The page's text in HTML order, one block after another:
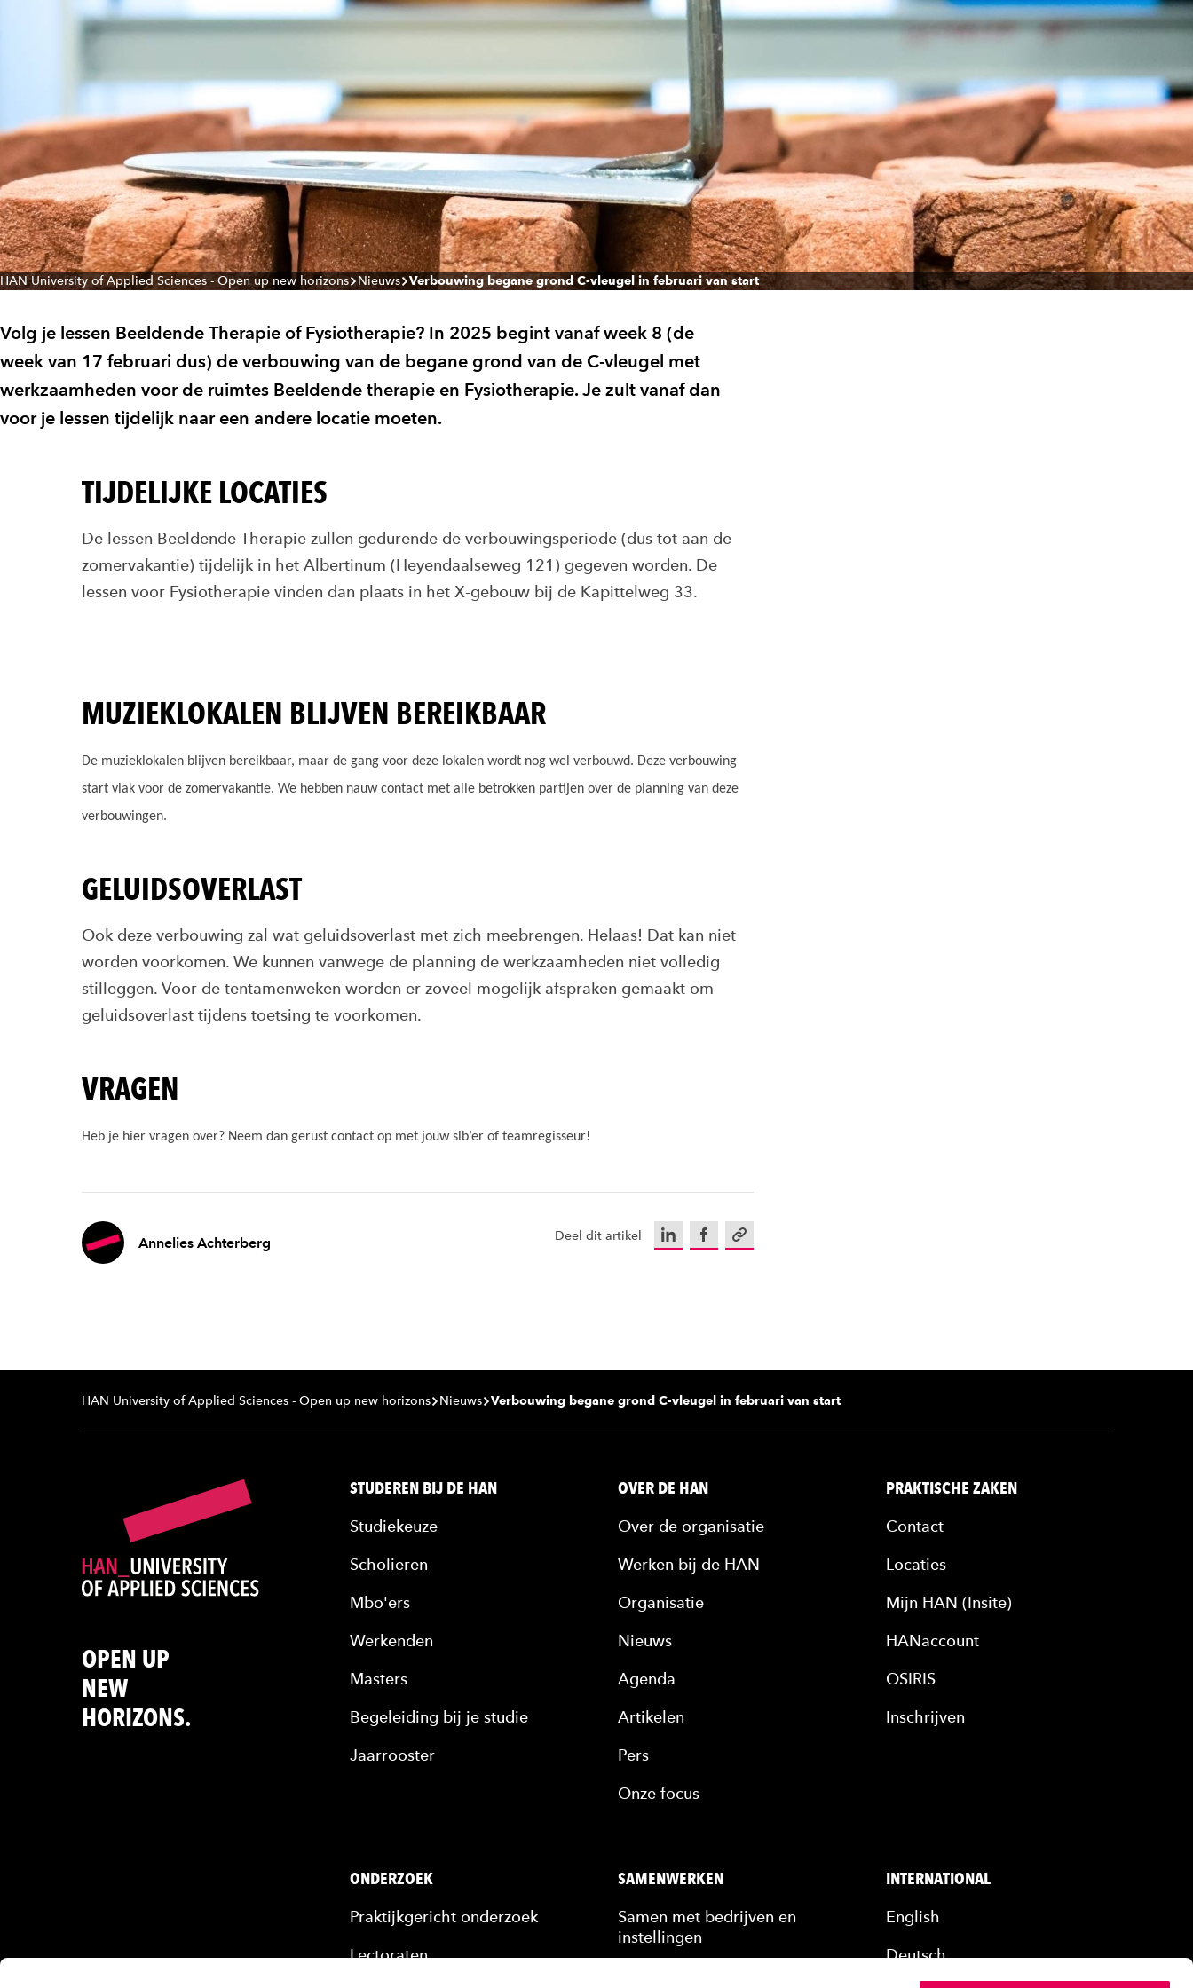
HAN University of Applied Sciences - Open up new horizons Nieuws Verbouwing begane grond C-vleugel in februari van start
Volg je lessen Beeldende Therapie of Fysiotherapie? In 2025 begint vanaf week 8 (de
week van 17 februari dus) de verbouwing van de begane grond van de C-vleugel met
werkzaamheden voor de ruimtes Beeldende therapie en Fysiotherapie. Je zult vanaf dan
voor je lessen tijdelijk naar een andere locatie moeten.
TIJDELIJKE LOCATIES
De lessen Beeldende Therapie zullen gedurende de verbouwingsperiode (dus tot aan de
zomervakantie) tijdelijk in het Albertinum (Heyendaalseweg 121) gegeven worden. De
lessen voor Fysiotherapie vinden dan plaats in het X-gebouw bij de Kapittelweg 33.
MUZIEKLOKALEN BLIJVEN BEREIKBAAR
De muzieklokalen blijven bereikbaar, maar de gang voor deze lokalen wordt nog wel verbouwd. Deze verbouwing
start vlak voor de zomervakantie. We hebben nauw contact met alle betrokken partijen over de planning van deze
verbouwingen.
GELUIDSOVERLAST
Ook deze verbouwing zal wat geluidsoverlast met zich meebrengen. Helaas! Dat kan niet
worden voorkomen. We kunnen vanwege de planning de werkzaamheden niet volledig
stilleggen. Voor de tentamenweken worden er zoveel mogelijk afspraken gemaakt om
geluidsoverlast tijdens toetsing te voorkomen.
VRAGEN
Heb je hier vragen over? Neem dan gerust contact op met jouw slb’er of teamregisseur!
Annelies Achterberg Deel dit artikel LinkedInFacebookKopieer url
HAN University of Applied Sciences - Open up new horizons Nieuws Verbouwing begane grond C-vleugel in februari van start
OPEN UP
NEW
HORIZONS.
STUDEREN BIJ DE HAN
Studiekeuze
Scholieren
Mbo'ers
Werkenden
Masters
Begeleiding bij je studie
Jaarrooster
OVER DE HAN
Over de organisatie
Werken bij de HAN
Organisatie
Nieuws
Agenda
Artikelen
Pers
Onze focus
PRAKTISCHE ZAKEN
Contact
Locaties
Mijn HAN (Insite)
HANaccount
OSIRIS
Inschrijven
ONDERZOEK
Praktijkgericht onderzoek
Lectoraten
SAMENWERKEN
Samen met bedrijven en
instellingen
INTERNATIONAL
English
Deutsch